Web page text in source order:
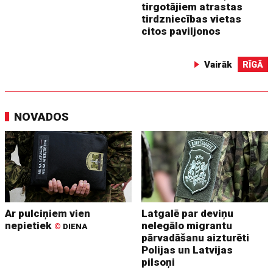
tirgotājiem atrastas
tirdzniecības vietas
citos paviljonos
Vairāk RĪGĀ
NOVADOS
Ar pulciņiem vien
nepietiek © DIENA
Latgalē par deviņu
nelegālo migrantu
pārvadāšanu aizturēti
Polijas un Latvijas
pilsoņi